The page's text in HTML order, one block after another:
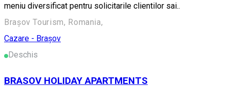
meniu diversificat pentru solicitarile clientilor sai..
Brașov Tourism, Romania,
Cazare - Brașov
Deschis
BRASOV HOLIDAY APARTMENTS